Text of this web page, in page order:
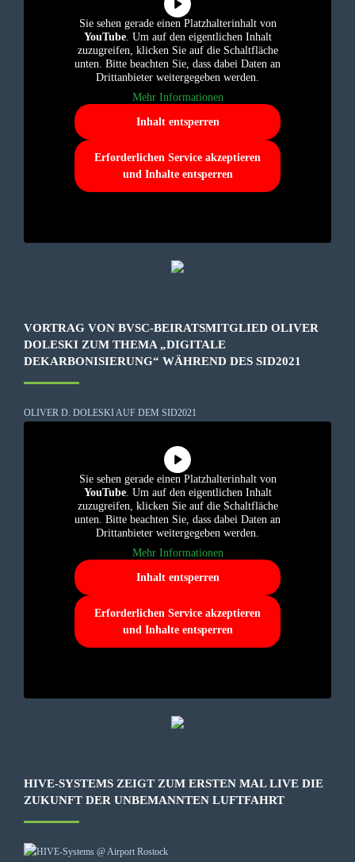
Sie sehen gerade einen Platzhalterinhalt von
YouTube. Um auf den eigentlichen Inhalt
zuzugreifen, klicken Sie auf die Schaltfläche
unten. Bitte beachten Sie, dass dabei Daten an
Drittanbieter weitergegeben werden.
Mehr Informationen
Inhalt entsperren
Erforderlichen Service akzeptieren
und Inhalte entsperren
VORTRAG VON BVSC-BEIRATSMITGLIED OLIVER
DOLESKI ZUM THEMA „DIGITALE
DEKARBONISIERUNG“ WÄHREND DES SID2021
OLIVER D. DOLESKI AUF DEM SID2021
Sie sehen gerade einen Platzhalterinhalt von
YouTube. Um auf den eigentlichen Inhalt
zuzugreifen, klicken Sie auf die Schaltfläche
unten. Bitte beachten Sie, dass dabei Daten an
Drittanbieter weitergegeben werden.
Mehr Informationen
Inhalt entsperren
Erforderlichen Service akzeptieren
und Inhalte entsperren
HIVE-SYSTEMS ZEIGT ZUM ERSTEN MAL LIVE DIE
ZUKUNFT DER UNBEMANNTEN LUFTFAHRT